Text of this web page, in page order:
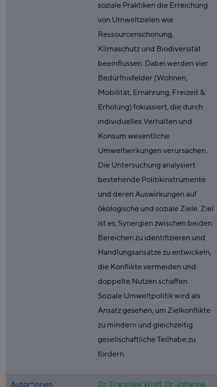
soziale Praktiken die Erreichung
von Umweltzielen wie
Ressourcenschonung,
Klimaschutz und Biodiversität
beeinflussen. Dabei werden vier
Bedürfnisfelder (Wohnen,
Mobilität, Ernährung, Freizeit &
Erholung) fokussiert, die durch
individuelles Verhalten und
Konsum wesentliche
Umweltwirkungen verursachen.
Die Untersuchung analysiert
bestehende Politikinstrumente
und deren Auswirkungen auf
ökologische und soziale Ziele. Ziel
ist es, Synergien zwischen beiden
Bereichen zu identifizieren und
Handlungsansätze zu entwickeln,
die Konflikte vermeiden und
doppelte Nutzen schaffen.
Soziale Umweltpolitik wird als
Ansatz gesehen, um Zielkonflikte
zu mindern und gleichzeitig
gesellschaftliche Teilhabe zu
fördern.
Autor*innen Dr. Franziska Wolff, Dr. Johanna